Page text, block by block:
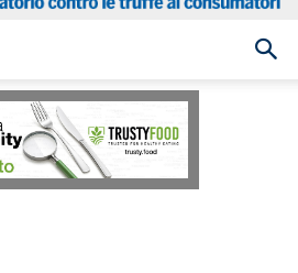
Salvagente